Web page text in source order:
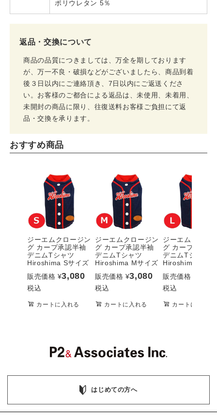
ポリウレタン 5％
返品・交換について
商品の品質につきましては、万全を期しております
が、万一不良・破損などがございましたら、商品到着
後３日以内にご連絡頂き、7日以内にご返送くださ
い。お客様のご都合による返品は、未使用、未着用、
未開封の商品に限り、往復送料お客様ご負担にて返
品・交換を承ります。
おすすめ商品
ジーエムクロージン
グ カープ承認半袖
デニムTシャツ
Hiroshima Sサイズ
販売価格 ¥3,080
税込
カートに入れる
ジーエムクロージン
グ カープ承認半袖
デニムTシャツ
Hiroshima Mサイズ
販売価格 ¥3,080
税込
カートに入れる
ジーエムクロー
グ カープ承認半
デニムTシャツ
Hiroshima Lサ
販売価格
税込
カートに入れる
はじめての方へ